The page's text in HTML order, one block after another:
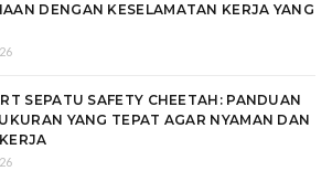
DENGAN KESELAMATAN KERJA YANG
SEPATU SAFETY CHEETAH: PANDUAN
YANG TEPAT AGAR NYAMAN DAN